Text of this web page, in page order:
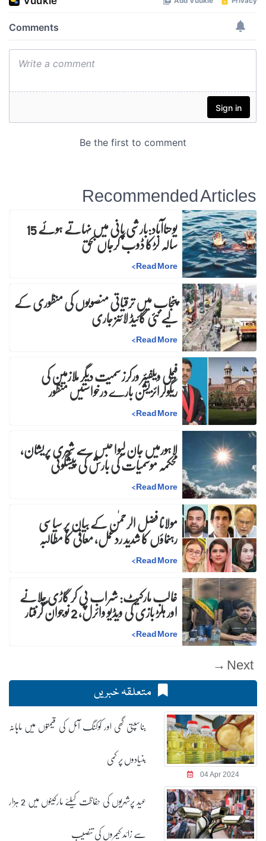
Recommended Articles
یوحناآباد:بارشی پانی میں نہاتے ہوئے 15 سالہ لڑکا ڈوب کرجاں بحق
Read More
>
پنجاب میں ترقیاتی منصوبوں کی منظوری کے
لیے نئی گائیڈ لائنز جاری
Read More
>
فیملی ویلفیئر ورکرز سمیت دیگر ملازمین کی
ریگولرائزیشن بارے درخواستیں منظور
Read More
>
لاہورمیں جان لیوا حبس سے شہری پریشان،
محکمہ موسمیات کی بارش کی پیشگوئی
Read More
>
مولانا فضل الرحمٰن کے بیان پر سیاسی
رہنماؤں کا شدید ردعمل، معافی کا مطالبہ
Read More
>
غالب مارکیٹ: شراب پی کر گاڑی چلانے
اور ہلڑ بازی کی ویڈیو وائرل، 2 نوجوان گرفتار
Read More
>
Next →
متعلقہ خبریں
04 Apr 2024
بناسپتی گھی اور کوکنگ آئل کی قیمتوں میں ماہانہ
بنیادوں پر کمی
عید پرشہریوں کی حفاظت کیلئے مارکیٹوں میں 2 ہزار
سے زائد کیمروں کی تنصیب